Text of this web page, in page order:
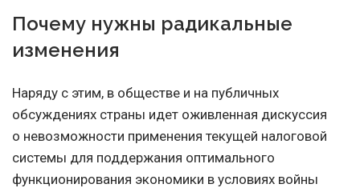
Почему нужны радикальные
изменения
Наряду с этим, в обществе и на публичных
обсуждениях страны идет оживленная дискуссия
о невозможности применения текущей налоговой
системы для поддержания оптимального
функционирования экономики в условиях войны